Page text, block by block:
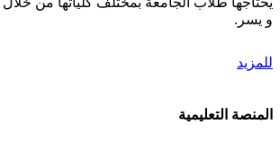
و يسر.
للمزيد
المنصة التعليمية